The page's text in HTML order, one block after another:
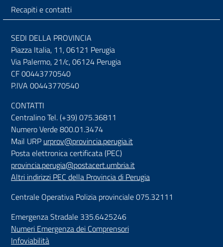
Recapiti e contatti
SEDI DELLA PROVINCIA
Piazza Italia, 11, 06121 Perugia
Via Palermo, 21/c, 06124 Perugia
CF 00443770540
P.IVA 00443770540
CONTATTI
Centralino Tel. (+39) 075.36811
Numero Verde 800.01.3474
Mail URP urprov@provincia.perugia.it
Posta elettronica certificata (PEC)
provincia.perugia@postacert.umbria.it
Altri indirizzi PEC della Provincia di Perugia
Centrale Operativa Polizia provinciale 075.32111
Emergenza Stradale 335.6425246
Numeri Emergenza dei Comprensori
Infoviabilità